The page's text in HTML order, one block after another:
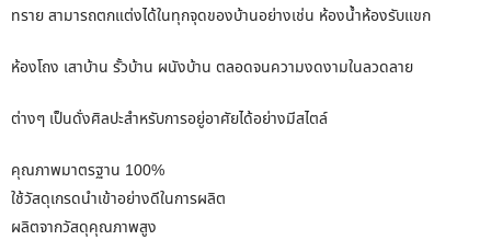
ทราย สามารถตกแต่งได้ในทุกจุดของบ้านอย่างเช่น ห้องน้ำห้องรับแขก
ห้องโถง เสาบ้าน รั้วบ้าน ผนังบ้าน ตลอดจนความงดงามในลวดลาย
ต่างๆ เป็นดั่งศิลปะสำหรับการอยู่อาศัยได้อย่างมีสไตล์
คุณภาพมาตรฐาน 100%
ใช้วัสดุเกรดนำเข้าอย่างดีในการผลิต
ผลิตจากวัสดุคุณภาพสูง